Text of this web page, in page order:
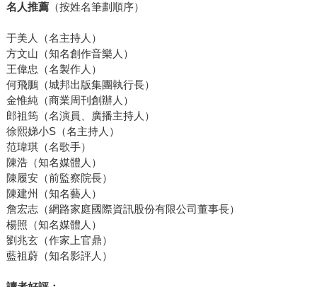
名人推薦（按姓名筆劃順序）
于美人（名主持人）
方文山（知名創作音樂人）
王偉忠（名製作人）
何飛鵬（城邦出版集團執行長）
金惟純（商業周刊創辦人）
郎祖筠（名演員、廣播主持人）
徐熙娣小S（名主持人）
范瑋琪（名歌手）
陳浩（知名媒體人）
陳履安（前監察院長）
陳建州（知名藝人）
詹宏志（網路家庭國際資訊股份有限公司董事長）
楊照（知名媒體人）
劉兆玄（作家上官鼎）
藍祖蔚（知名影評人）